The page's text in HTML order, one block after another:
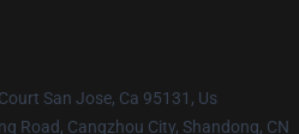
San Jose, Ca 95131, Us
Road, Cangzhou City, Shandong, CN